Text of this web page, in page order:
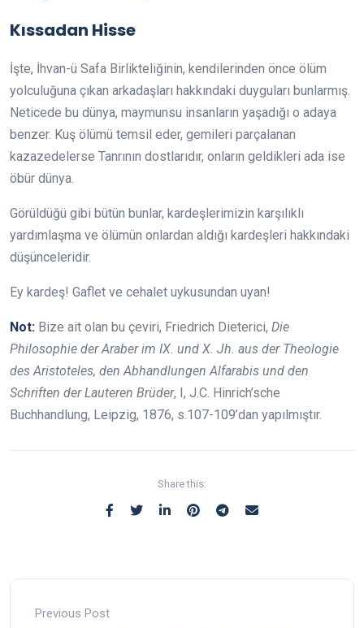
Kıssadan Hisse
İşte, İhvan-ü Safa Birlikteliğinin, kendilerinden önce ölüm
yolculuğuna çıkan arkadaşları hakkındaki duyguları bunlarmış.
Neticede bu dünya, maymunsu insanların yaşadığı o adaya
benzer. Kuş ölümü temsil eder, gemileri parçalanan
kazazedelerse Tanrının dostlarıdır, onların geldikleri ada ise
öbür dünya.
Görüldüğü gibi bütün bunlar, kardeşlerimizin karşılıklı
yardımlaşma ve ölümün onlardan aldığı kardeşleri hakkındaki
düşünceleridir.
Ey kardeş! Gaflet ve cehalet uykusundan uyan!
Not: Bize ait olan bu çeviri, Friedrich Dieterici, Die
Philosophie der Araber im IX. und X. Jh. aus der Theologie
des Aristoteles, den Abhandlungen Alfarabis und den
Schriften der Lauteren Brüder, I, J.C. Hinrich’sche
Buchhandlung, Leipzig, 1876, s.107-109’dan yapılmıştır.
Share this:
Previous Post